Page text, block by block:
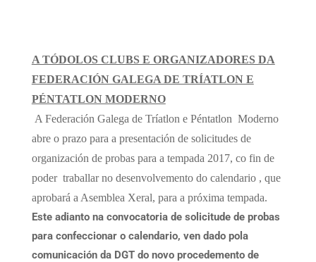
A TÓDOLOS CLUBS E ORGANIZADORES DA
FEDERACIÓN GALEGA DE TRÍATLON E
PÉNTATLON MODERNO
A Federación Galega de Tríatlon e Péntatlon Moderno
abre o prazo para a presentación de solicitudes de
organización de probas para a tempada 2017, co fin de
poder traballar no desenvolvemento do calendario , que
aprobará a Asemblea Xeral, para a próxima tempada.
Este adianto na convocatoria de solicitude de probas
para confeccionar o calendario, ven dado pola
comunicación da DGT do novo procedemento de